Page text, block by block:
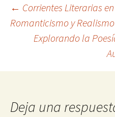
entradas
← Corrientes Literarias
Romanticismo y Realismo
Explorando la
Deja una